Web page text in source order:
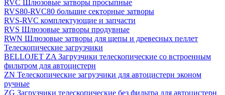
RVC Шлюзовые затворы просыпные
RVS80-RVC80 большие секторные затворы
RVS-RVC комплектующие и запчасти
RVS Шлюзовые затворы продувные
RWN Шлюзовые затворы для щепы и древесных пеллет
Телескопические загрузчики
BELLOJET ZA Загрузчики телескопические со встроенным
фильтром для автоцистерн
ZN Телескопические загрузчики для автоцистерн эконом
ручные
ZG Загрузчики телескопические без фильтра для автоцистерн